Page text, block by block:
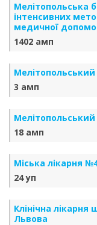
Мелітопольська
інтенсивних
медичної
1402 амп
3 амп
18 амп
Міська лікарня
24 уп
Клінічна
Львова